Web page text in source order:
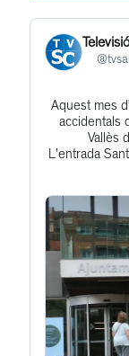
@
Aquest mes
accidentals
Vallès
L'entrada